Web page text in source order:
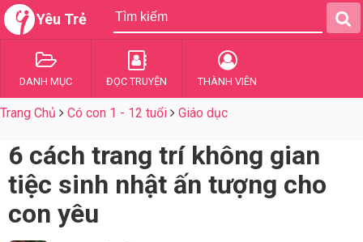
Yêu Trẻ
DANH MỤC ĐỌC TRUYỆN THÀNH VIÊN
Trang Chủ Có con 1 - 12 tuổi Giáo dục
6 cách trang trí không gian
tiệc sinh nhật ấn tượng cho
con yêu